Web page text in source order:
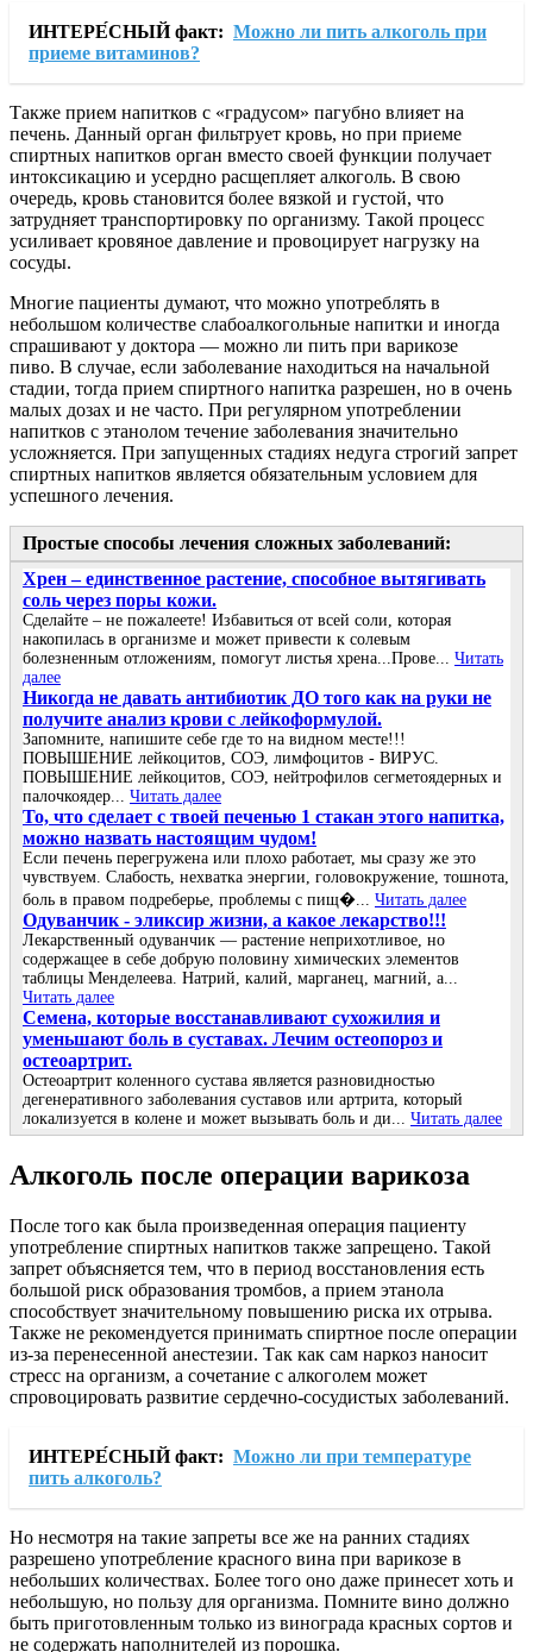
ИНТЕРЕ́СНЫЙ факт: Можно ли пить алкоголь при
приеме витаминов?
Также прием напитков с «градусом» пагубно влияет на
печень. Данный орган фильтрует кровь, но при приеме
спиртных напитков орган вместо своей функции получает
интоксикацию и усердно расщепляет алкоголь. В свою
очередь, кровь становится более вязкой и густой, что
затрудняет транспортировку по организму. Такой процесс
усиливает кровяное давление и провоцирует нагрузку на
сосуды.
Многие пациенты думают, что можно употреблять в
небольшом количестве слабоалкогольные напитки и иногда
спрашивают у доктора — можно ли пить при варикозе
пиво. В случае, если заболевание находиться на начальной
стадии, тогда прием спиртного напитка разрешен, но в очень
малых дозах и не часто. При регулярном употреблении
напитков с этанолом течение заболевания значительно
усложняется. При запущенных стадиях недуга строгий запрет
спиртных напитков является обязательным условием для
успешного лечения.
Простые способы лечения сложных заболеваний:
Хрен – единственное растение, способное вытягивать
соль через поры кожи.
Сделайте – не пожалеете! Избавиться от всей соли, которая
накопилась в организме и может привести к солевым
болезненным отложениям, помогут листья хрена...Прове... Читать
далее
Никогда не давать антибиотик ДО того как на руки не
получите анализ крови с лейкоформулой.
Запомните, напишите себе где то на видном месте!!!
ПОВЫШЕНИЕ лейкоцитов, СОЭ, лимфоцитов - ВИРУС.
ПОВЫШЕНИЕ лейкоцитов, СОЭ, нейтрофилов сегметоядерных и
палочкоядер... Читать далее
То, что сделает с твоей печенью 1 стакан этого напитка,
можно назвать настоящим чудом!
Если печень перегружена или плохо работает, мы сразу же это
чувствуем. Слабость, нехватка энергии, головокружение, тошнота,
боль в правом подреберье, проблемы с пищ�... Читать далее
Одуванчик - эликсир жизни, а какое лекарство!!!
Лекарственный одуванчик — растение неприхотливое, но
содержащее в себе добрую половину химических элементов
таблицы Менделеева. Натрий, калий, марганец, магний, а...
Читать далее
Семена, которые восстанавливают сухожилия и
уменьшают боль в суставах. Лечим остеопороз и
остеоартрит.
Остеоартрит коленного сустава является разновидностью
дегенеративного заболевания суставов или артрита, который
локализуется в колене и может вызывать боль и ди... Читать далее
Алкоголь после операции варикоза
После того как была произведенная операция пациенту
употребление спиртных напитков также запрещено. Такой
запрет объясняется тем, что в период восстановления есть
большой риск образования тромбов, а прием этанола
способствует значительному повышению риска их отрыва.
Также не рекомендуется принимать спиртное после операции
из-за перенесенной анестезии. Так как сам наркоз наносит
стресс на организм, а сочетание с алкоголем может
спровоцировать развитие сердечно-сосудистых заболеваний.
ИНТЕРЕ́СНЫЙ факт: Можно ли при температуре
пить алкоголь?
Но несмотря на такие запреты все же на ранних стадиях
разрешено употребление красного вина при варикозе в
небольших количествах. Более того оно даже принесет хоть и
небольшую, но пользу для организма. Помните вино должно
быть приготовленным только из винограда красных сортов и
не содержать наполнителей из порошка.